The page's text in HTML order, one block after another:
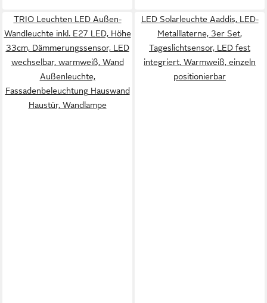
TRIO Leuchten LED Außen-
Wandleuchte inkl. E27 LED, Höhe
33cm, Dämmerungssensor, LED
wechselbar, warmweiß, Wand
Außenleuchte,
Fassadenbeleuchtung Hauswand
Haustür, Wandlampe
LED Solarleuchte Aaddis, LED-
Metalllaterne, 3er Set,
Tageslichtsensor, LED fest
integriert, Warmweiß, einzeln
positionierbar